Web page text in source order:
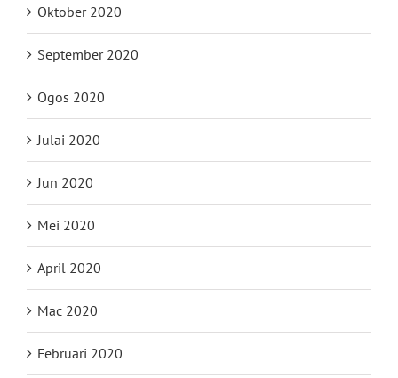
Oktober 2020
September 2020
Ogos 2020
Julai 2020
Jun 2020
Mei 2020
April 2020
Mac 2020
Februari 2020